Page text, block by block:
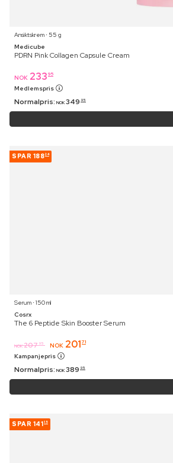
Ansiktskrem ⋅ 55 g
Medicube
PDRN Pink Collagen Capsule Cream
NOK 233 95
Medlemspris
Normalpris: NOK 349 95
SPAR 18824
Serum ⋅ 150 ml
Cosrx
The 6 Peptide Skin Booster Serum
NOK 207 95 NOK 201 71
Kampanjepris
Normalpris: NOK 389 95
SPAR 14115